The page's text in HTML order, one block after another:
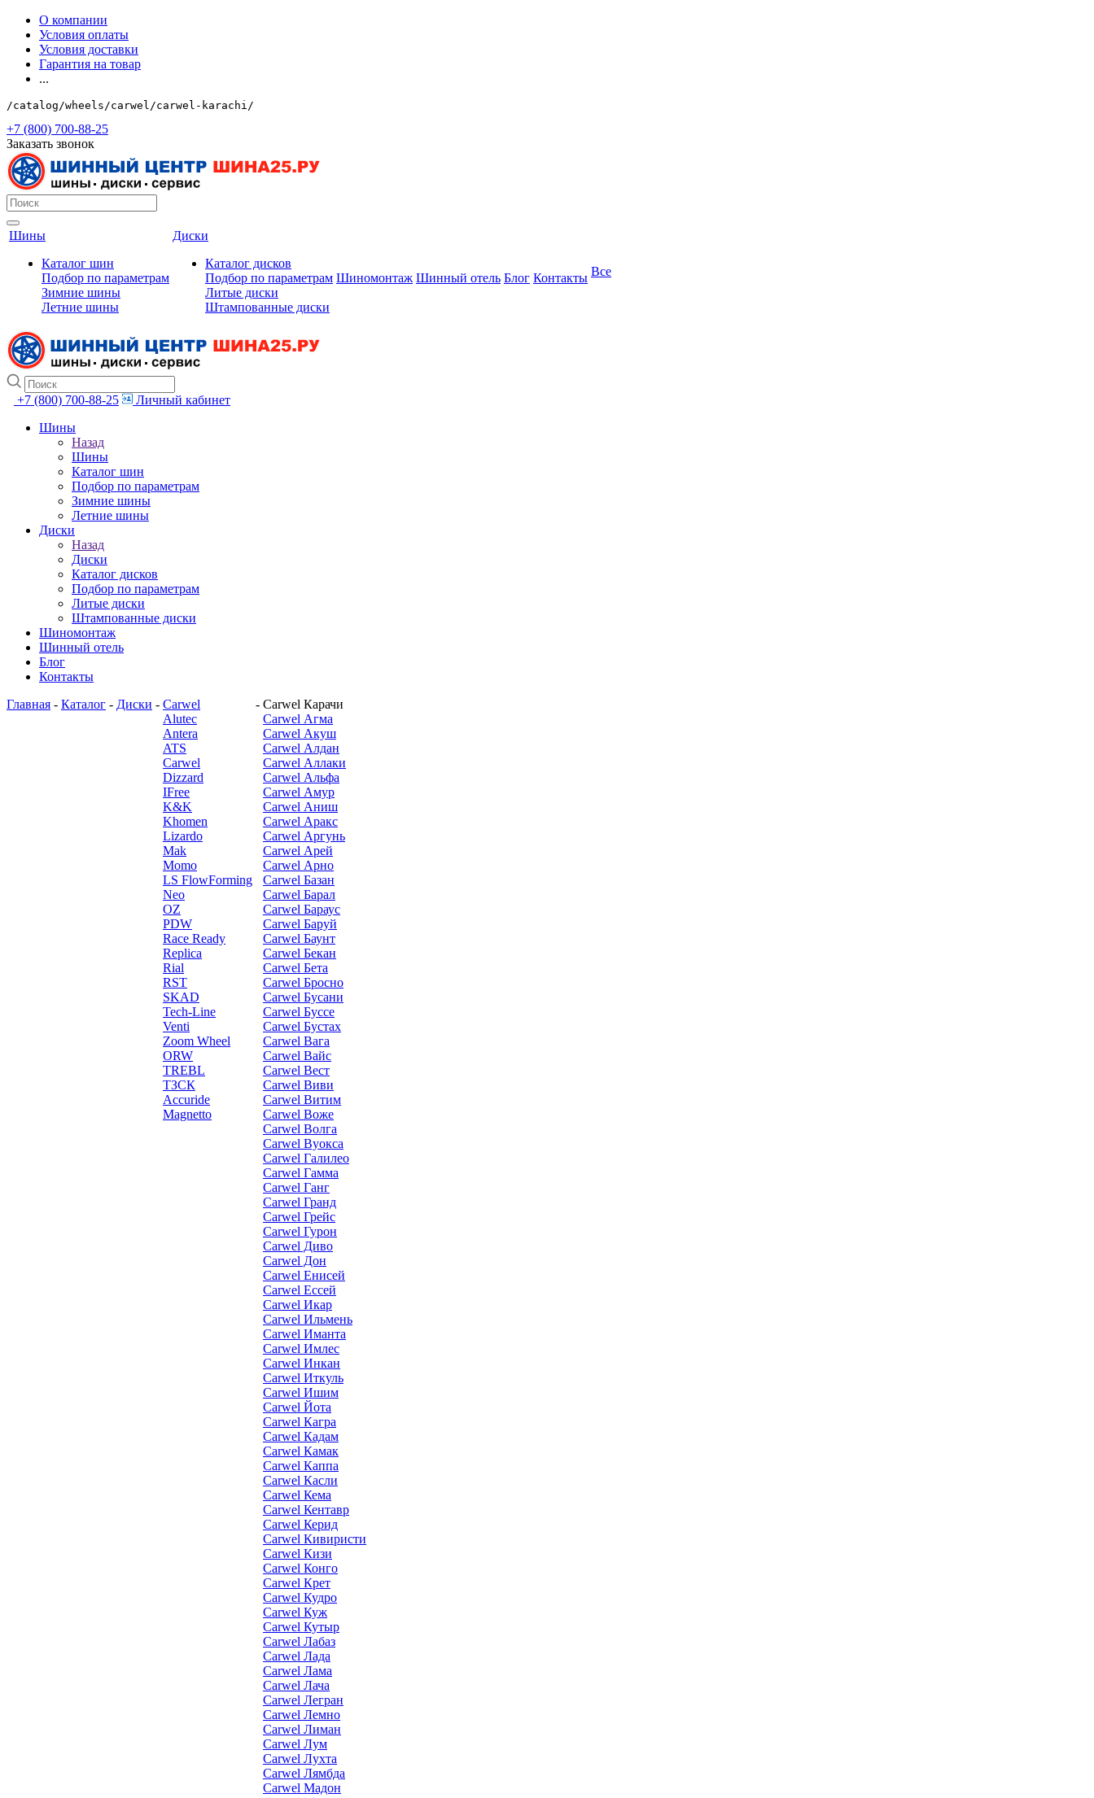
О компании
Условия оплаты
Условия доставки
Гарантия на товар
...
/catalog/wheels/carwel/carwel-karachi/
+7 (800) 700-88-25
Заказать звонок
Шины
Каталог шин
Подбор по параметрам
Зимние шины
Летние шины
Диски
Каталог дисков
Подбор по параметрам
Литые диски
Штампованные диски
Шиномонтаж Шинный отель Блог Контакты Все
+7 (800) 700-88-25
Личный кабинет
Шины
Назад
Шины
Каталог шин
Подбор по параметрам
Зимние шины
Летние шины
Диски
Назад
Диски
Каталог дисков
Подбор по параметрам
Литые диски
Штампованные диски
Шиномонтаж
Шинный отель
Блог
Контакты
Главная - Каталог - Диски - Carwel
Alutec
Antera
ATS
Carwel
Dizzard
IFree
K&K
Khomen
Lizardo
Mak
Momo
LS FlowForming
Neo
OZ
PDW
Race Ready
Replica
Rial
RST
SKAD
Tech-Line
Venti
Zoom Wheel
ORW
TREBL
ТЗСК
Accuride
Magnetto
- Carwel Карачи
Carwel Агма
Carwel Акуш
Carwel Алдан
Carwel Аллаки
Carwel Альфа
Carwel Амур
Carwel Аниш
Carwel Аракс
Carwel Аргунь
Carwel Арей
Carwel Арно
Carwel Базан
Carwel Барал
Carwel Бараус
Carwel Баруй
Carwel Баунт
Carwel Бекан
Carwel Бета
Carwel Бросно
Carwel Бусани
Carwel Буссе
Carwel Бустах
Carwel Вага
Carwel Вайс
Carwel Вест
Carwel Виви
Carwel Витим
Carwel Воже
Carwel Волга
Carwel Вуокса
Carwel Галилео
Carwel Гамма
Carwel Ганг
Carwel Гранд
Carwel Грейс
Carwel Гурон
Carwel Диво
Carwel Дон
Carwel Енисей
Carwel Ессей
Carwel Икар
Carwel Ильмень
Carwel Иманта
Carwel Имлес
Carwel Инкан
Carwel Иткуль
Carwel Ишим
Carwel Йота
Carwel Кагра
Carwel Кадам
Carwel Камак
Carwel Каппа
Carwel Касли
Carwel Кема
Carwel Кентавр
Carwel Керид
Carwel Кивиристи
Carwel Кизи
Carwel Конго
Carwel Крет
Carwel Кудро
Carwel Куж
Carwel Кутыр
Carwel Лабаз
Carwel Лада
Carwel Лама
Carwel Лача
Carwel Легран
Carwel Лемно
Carwel Лиман
Carwel Лум
Carwel Лухта
Carwel Лямбда
Carwel Мадон